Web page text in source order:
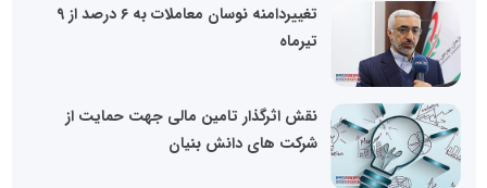
تغییردامنه نوسان معاملات به ۶ درصد از 9
تیرماه
نقش اثرگذار تامین مالی جهت حمایت از
شرکت های دانش بنیان